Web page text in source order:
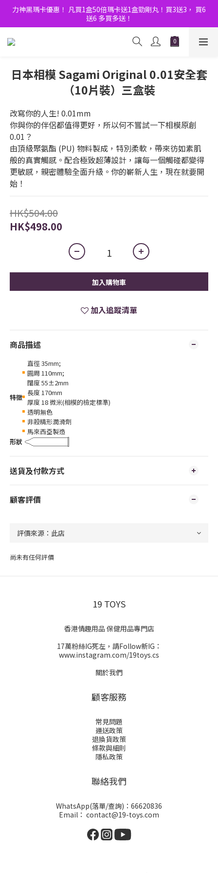
8月優惠Double賞！門市大人玩具節 ｜全店購物滿$600額外9折！
力神黑瑪卡優惠！ 凡買1盒50倍瑪卡送1盒勁剛丸！買3送3， 買6
送6 多買多送！
8月優惠Double賞！門市大人玩具節 ｜全店購物滿$600額外9折！
日本相模 Sagami Original 0.01安全套
（10片裝）三盒裝
改寫你的人生! 0.01mm
你與你的伴侶都值得更好，所以何不嘗試一下相模原創
0.01？
由頂級聚氨酯 (PU) 物料製成，特別柔軟，帶來彷如素肌
般的真實觸感。配合極致超薄設計，讓每一個觸碰都變得
更敏感，親密體驗全面升級。你的嶄新人生，現在就要開
始！
HK$504.00
HK$498.00
加入購物車
加入追蹤清單
商品描述
特徵
直徑 35mm;
圓周 110mm;
闊度 55±2mm
長度 170mm
厚度 18 微米(相模的檢定標準)
透明無色
非殺精形潤滑劑
馬來西亞製造
形狀
送貨及付款方式
顧客評價
尚未有任何評價
19 TOYS
香港情趣用品 保健用品專門店
17萬粉絲IG死左，請Follow新IG：
www.instagram.com/19toys.cs
關於我們
顧客服務
常見問題
運送政策
退換貨政策
條款與細則
隱私政策
聯絡我們
WhatsApp(落單/查詢)：66620836
Email： contact@19-toys.com